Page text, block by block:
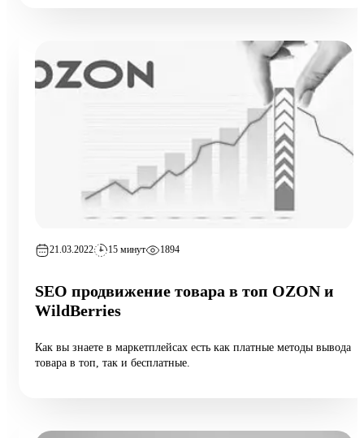
21.03.2022 15 минут 1894
SEO продвижение товара в топ OZON и
WildBerries
Как вы знаете в маркетплейсах есть как платные методы вывода
товара в топ, так и бесплатные.